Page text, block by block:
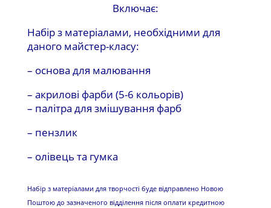
Включає:
Набір з матеріалами, необхідними для
даного майстер-класу:
– основа для малювання
– акрилові фарби (5-6 кольорів)
– палітра для змішування фарб
– пензлик
– олівець та гумка
Набір з матеріалами для творчості буде відправлено Новою
Поштою до зазначеного відділення після оплати кредитною